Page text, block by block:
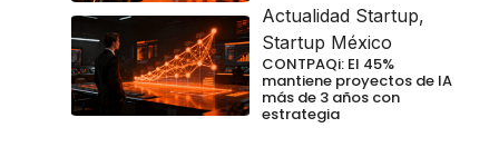
Actualidad Startup,
Startup México
CONTPAQi: El 45%
mantiene proyectos de IA
más de 3 años con
estrategia